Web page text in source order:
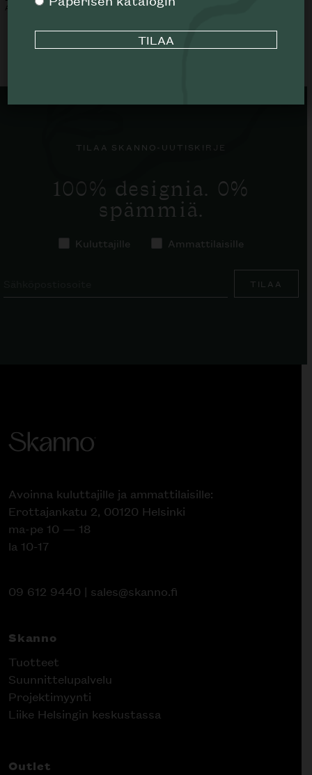
ALK. 1377 €
TILAA SKANNO-UUTISKIRJE
100% designia. 0%
spämmiä.
Kuluttajille Ammattilaisille
TILAA
Avoinna kuluttajille ja ammattilaisille:
Erottajankatu 2, 00120 Helsinki
ma-pe 10 — 18
la 10-17
09 612 9440 | sales@skanno.fi
Skanno
Tuotteet
Suunnittelupalvelu
Projektimyynti
Liike Helsingin keskustassa
Outlet